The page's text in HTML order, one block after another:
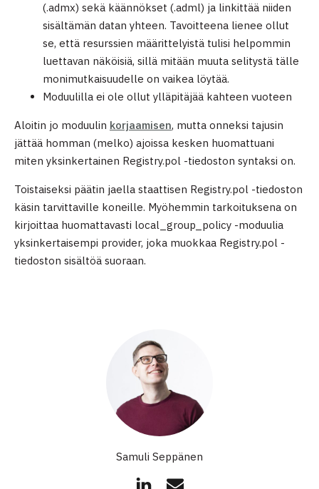
(.admx) sekä käännökset (.adml) ja linkittää niiden
sisältämän datan yhteen. Tavoitteena lienee ollut
se, että resurssien määrittelyistä tulisi helpommin
luettavan näköisiä, sillä mitään muuta selitystä tälle
monimutkaisuudelle on vaikea löytää.
Moduulilla ei ole ollut ylläpitäjää kahteen vuoteen
Aloitin jo moduulin korjaamisen, mutta onneksi tajusin
jättää homman (melko) ajoissa kesken huomattuani
miten yksinkertainen Registry.pol -tiedoston syntaksi on.
Toistaiseksi päätin jaella staattisen Registry.pol -tiedoston
käsin tarvittaville koneille. Myöhemmin tarkoituksena on
kirjoittaa huomattavasti local_group_policy -moduulia
yksinkertaisempi provider, joka muokkaa Registry.pol -
tiedoston sisältöä suoraan.
Samuli Seppänen